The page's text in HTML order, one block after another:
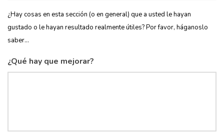
¿Hay cosas en esta sección (o en general) que a usted le hayan
gustado o le hayan resultado realmente útiles? Por favor, háganoslo
saber...
¿Qué hay que mejorar?